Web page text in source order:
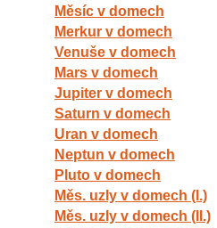
Měsíc v domech
Merkur v domech
Venuše v domech
Mars v domech
Jupiter v domech
Saturn v domech
Uran v domech
Neptun v domech
Pluto v domech
Měs. uzly v domech (I.)
Měs. uzly v domech (II.)